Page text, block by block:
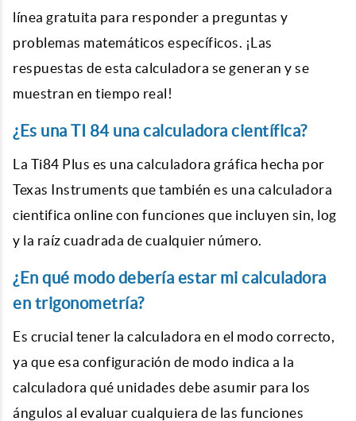
línea gratuita para responder a preguntas y
problemas matemáticos específicos. ¡Las
respuestas de esta calculadora se generan y se
muestran en tiempo real!
¿Es una TI 84 una calculadora científica?
La Ti84 Plus es una calculadora gráfica hecha por
Texas Instruments que también es una calculadora
cientifica online con funciones que incluyen sin, log
y la raíz cuadrada de cualquier número.
¿En qué modo debería estar mi calculadora
en trigonometría?
Es crucial tener la calculadora en el modo correcto,
ya que esa configuración de modo indica a la
calculadora qué unidades debe asumir para los
ángulos al evaluar cualquiera de las funciones